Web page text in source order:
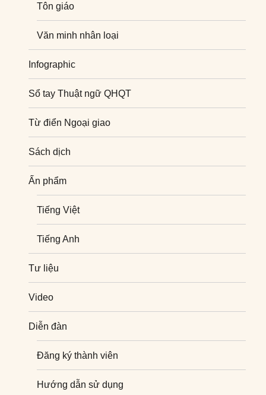
Tôn giáo
Văn minh nhân loại
Infographic
Sổ tay Thuật ngữ QHQT
Từ điển Ngoại giao
Sách dịch
Ấn phẩm
Tiếng Việt
Tiếng Anh
Tư liệu
Video
Diễn đàn
Đăng ký thành viên
Hướng dẫn sử dụng